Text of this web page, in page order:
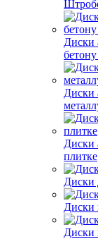
плитке